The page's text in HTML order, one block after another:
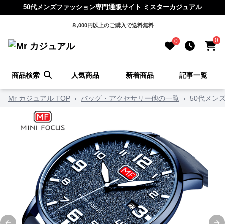
50代メンズファッション専門通販サイト ミスターカジュアル
８,000円以上のご購入で送料無料
0 0
商品検索 人気商品 新着商品 記事一覧
Mr カジュアル TOP › バッグ・アクセサリー他の一覧 › 50代メン